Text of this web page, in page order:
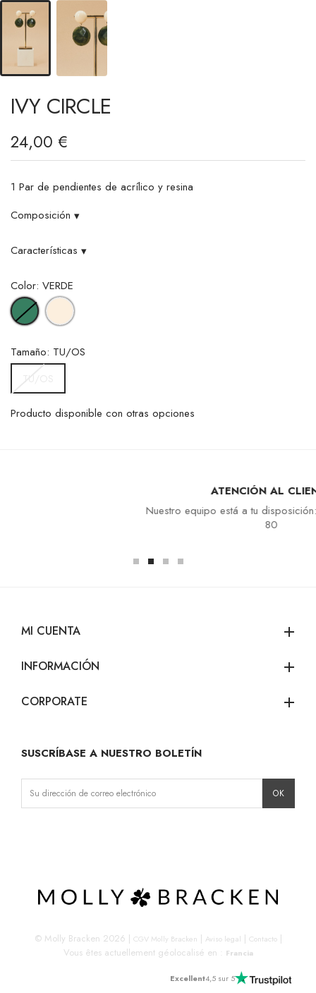
IVY CIRCLE
24,00 €
1 Par de pendientes de acrílico y resina
Composición ▾
Características ▾
Color: VERDE
VERDE CREAM
Tamaño: TU/OS
Producto disponible con otras opciones
ATENCIÓN AL CLIENTE
Nuestro equipo está a tu disposición: +33 4 94 94 97
MI CUENTA add
INFORMACIÓN add
CORPORATE add
SUSCRÍBASE A NUESTRO BOLETÍN
© Molly Bracken 2026 | CGV Molly Bracken | Aviso legal | Contacto |
Vous êtes actuellement géolocalisé en :
Francia
Excellent4,5 sur 5